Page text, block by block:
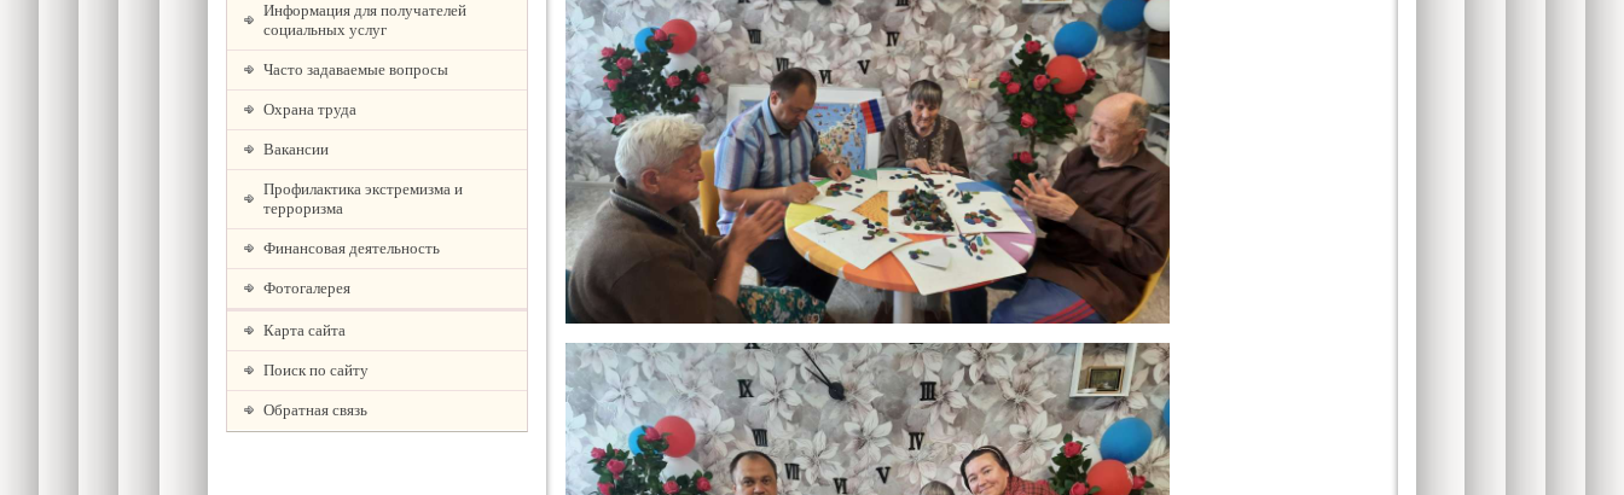
Информация для получателей
социальных услуг
Часто задаваемые вопросы
Охрана труда
Вакансии
Профилактика экстремизма и
терроризма
Финансовая деятельность
Фотогалерея
Карта сайта
Поиск по сайту
Обратная связь